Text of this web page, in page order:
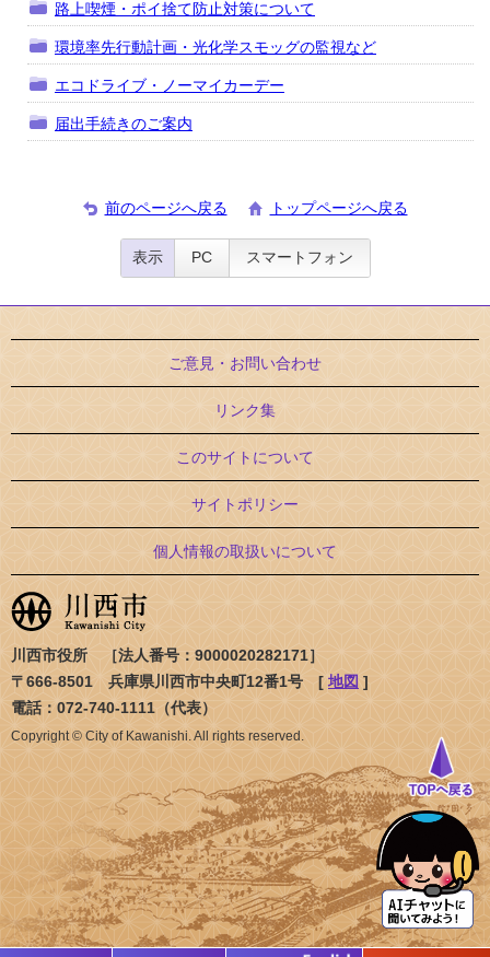
路上喫煙・ポイ捨て防止対策について
環境率先行動計画・光化学スモッグの監視など
エコドライブ・ノーマイカーデー
届出手続きのご案内
前のページへ戻る トップページへ戻る
表示 PC スマートフォン
ご意見・お問い合わせ
リンク集
このサイトについて
サイトポリシー
個人情報の取扱いについて
川西市役所 ［法人番号：9000020282171］
〒666-8501 兵庫県川西市中央町12番1号 [ 地図 ]
電話：072-740-1111（代表）
Copyright © City of Kawanishi. All rights reserved.